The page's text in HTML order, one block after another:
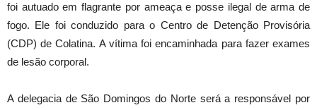
foi autuado em flagrante por ameaça e posse ilegal de arma de
fogo. Ele foi conduzido para o Centro de Detenção Provisória
(CDP) de Colatina. A vítima foi encaminhada para fazer exames
de lesão corporal.
A delegacia de São Domingos do Norte será a responsável por